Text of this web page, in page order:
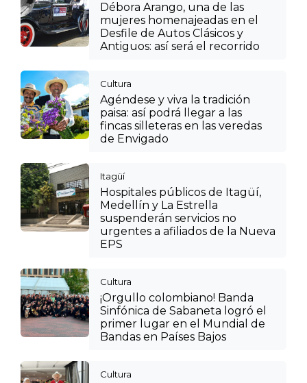
Débora Arango, una de las
mujeres homenajeadas en el
Desfile de Autos Clásicos y
Antiguos: así será el recorrido
Cultura
Agéndese y viva la tradición
paisa: así podrá llegar a las
fincas silleteras en las veredas
de Envigado
Itagüí
Hospitales públicos de Itagüí,
Medellín y La Estrella
suspenderán servicios no
urgentes a afiliados de la Nueva
EPS
Cultura
¡Orgullo colombiano! Banda
Sinfónica de Sabaneta logró el
primer lugar en el Mundial de
Bandas en Países Bajos
Cultura